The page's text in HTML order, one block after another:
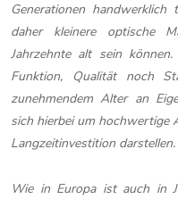
Generationen
daher kleinere optische
Jahrzehnte alt sein
Funktion, Qualität noch
zunehmendem Alter an
sich hierbei um hochwertige
Langzeitinvestition darstellen.
Wie in Europa ist auch in